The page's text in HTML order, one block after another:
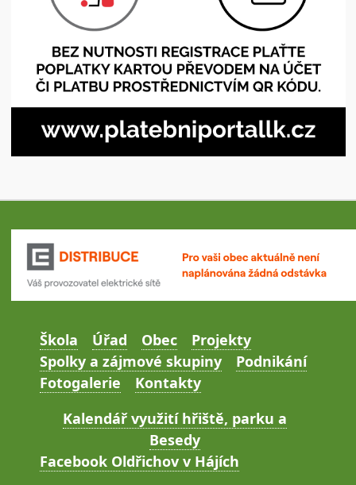
Škola Úřad Obec
Projekty
Spolky a zájmové skupiny
Podnikání
Fotogalerie
Kontakty
Kalendář využití hřiště, parku a
Besedy
Facebook Oldřichov v Hájích